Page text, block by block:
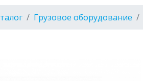
Грузовое оборудование